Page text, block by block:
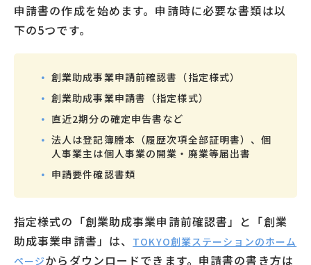
申請書の作成を始めます。申請時に必要な書類は以
下の5つです。
創業助成事業申請前確認書（指定様式）
創業助成事業申請書（指定様式）
直近2期分の確定申告書など
法人は登記簿謄本（履歴次項全部証明書）、個
人事業主は個人事業の開業・廃業等届出書
申請要件確認書類
指定様式の「創業助成事業申請前確認書」と「創業
助成事業申請書」は、 TOKYO創業ステーションのホーム
ページからダウンロードできます。申請書の書き方は